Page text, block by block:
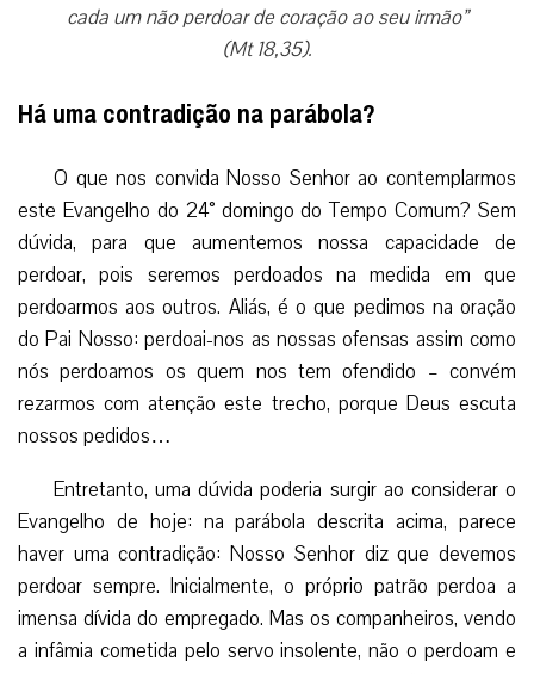
cada um não perdoar de coração ao seu irmão”
(Mt 18,35).
Há uma contradição na parábola?
O que nos convida Nosso Senhor ao contemplarmos
este Evangelho do 24° domingo do Tempo Comum? Sem
dúvida, para que aumentemos nossa capacidade de
perdoar, pois seremos perdoados na medida em que
perdoarmos aos outros. Aliás, é o que pedimos na oração
do Pai Nosso: perdoai-nos as nossas ofensas assim como
nós perdoamos os quem nos tem ofendido – convém
rezarmos com atenção este trecho, porque Deus escuta
nossos pedidos…
Entretanto, uma dúvida poderia surgir ao considerar o
Evangelho de hoje: na parábola descrita acima, parece
haver uma contradição: Nosso Senhor diz que devemos
perdoar sempre. Inicialmente, o próprio patrão perdoa a
imensa dívida do empregado. Mas os companheiros, vendo
a infâmia cometida pelo servo insolente, não o perdoam e